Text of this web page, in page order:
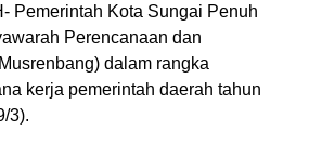
Pemerintah Kota Sungai Penuh
Perencanaan dan
dalam rangka
kerja pemerintah daerah tahun
3).